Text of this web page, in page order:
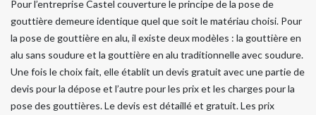
Pour l’entreprise Castel couverture le principe de la pose de
gouttière demeure identique quel que soit le matériau choisi. Pour
la pose de gouttière en alu, il existe deux modèles : la gouttière en
alu sans soudure et la gouttière en alu traditionnelle avec soudure.
Une fois le choix fait, elle établit un devis gratuit avec une partie de
devis pour la dépose et l’autre pour les prix et les charges pour la
pose des gouttières. Le devis est détaillé et gratuit. Les prix